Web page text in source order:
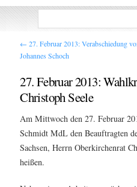
← 27. Februar 2013: Verabschiedung
Johannes Schoch
27. Februar 2013:
Christoph Seele
Am Mittwoch den 27. Februar
Schmidt MdL den Beauftragten
Sachsen, Herrn Oberkirchenrat
heißen.